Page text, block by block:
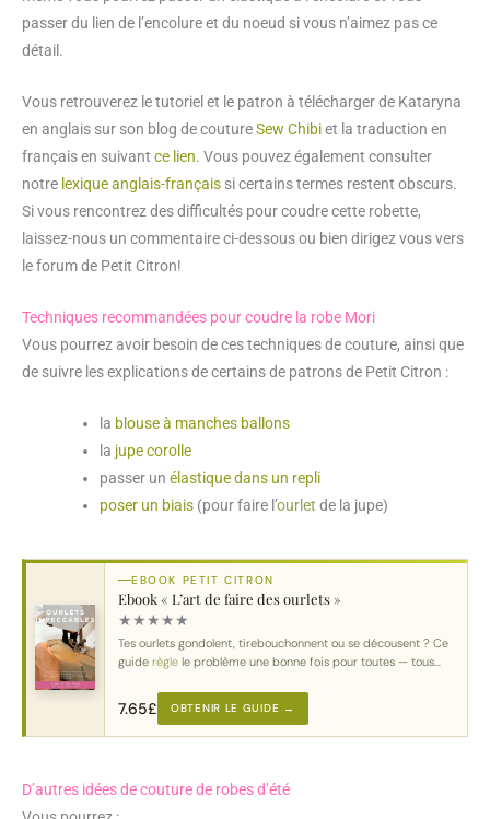
passer du lien de l’encolure et du noeud si vous n’aimez pas ce
détail.
Vous retrouverez le tutoriel et le patron à télécharger de Kataryna
en anglais sur son blog de coutureSew Chibiet la traduction en
français en suivant ce lien. Vous pouvez également consulter
notre lexique anglais-français si certains termes restent obscurs.
Si vous rencontrez des difficultés pour coudre cette robette,
laissez-nous un commentaire ci-dessous ou bien dirigez vous vers
le forum de Petit Citron!
Techniques recommandées pour coudre la robe Mori
Vous pourrez avoir besoin de ces techniques de couture, ainsi que
de suivre les explications de certains de patrons de Petit Citron :
la blouse à manches ballons
la jupe corolle
passer unélastique dans un repli
poser un biais (pour faire l’ourlet de la jupe)
EBOOK PETIT CITRON
Ebook « L’art de faire des ourlets »
★★★★★
Tes ourlets gondolent, tirebouchonnent ou se décousent ? Ce
guide règle le problème une bonne fois pour toutes — tous
7.65£ OBTENIR LE GUIDE →
D’autres idées de couture de robes d’été